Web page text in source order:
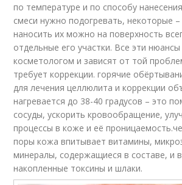
по температуре и по способу
смеси нужно подогревать, некоторые
наносить их можно на поверхность
отдельные его участки. Все эти
косметологом и зависят от той
требует коррекции. горячие
для лечения целлюлита и коррекции
нагревается до 38-40 градусов – это
сосуды, ускорить кровообращение,
процессы в коже и её
поры кожа впитывает витамины,
минералы, содержащиеся в составе, и
накопленные токсины и шлаки.